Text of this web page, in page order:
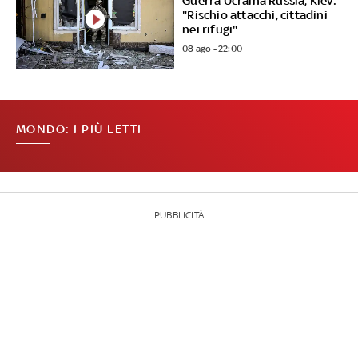
"Rischio attacchi, cittadini
nei rifugi"
08 ago - 22:00
MONDO: I PIÙ LETTI
PUBBLICITÀ